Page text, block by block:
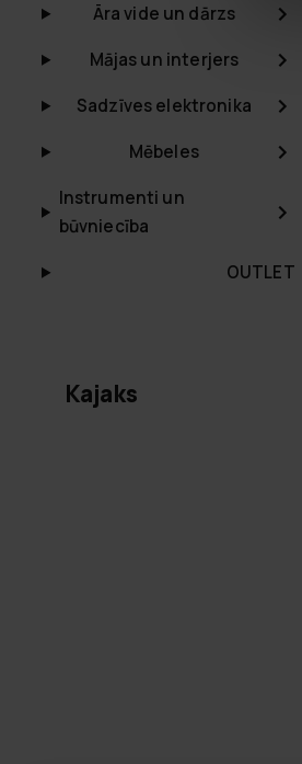
Āra vide un dārzs
Mājas un interjers
Sadzīves elektronika
Mēbeles
Instrumenti un
būvniecība
OUTLET
Kajaks